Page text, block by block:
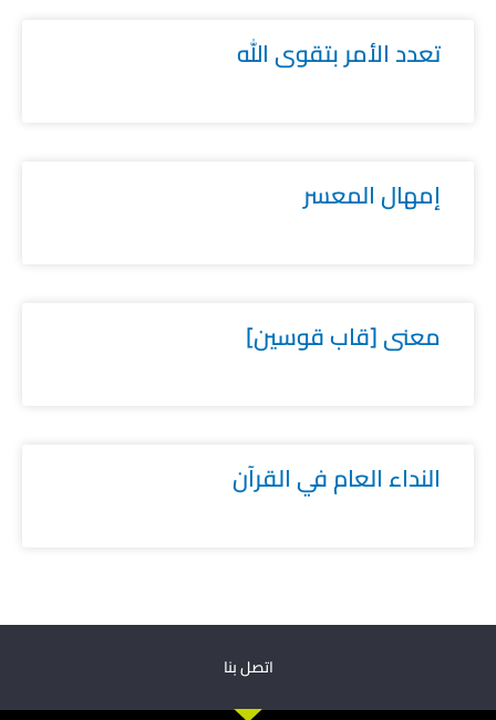
تعدد الأمر بتقوى الله
إمهال المعسر
معنى [قاب قوسين]
النداء العام في القرآن
اتصل بنا